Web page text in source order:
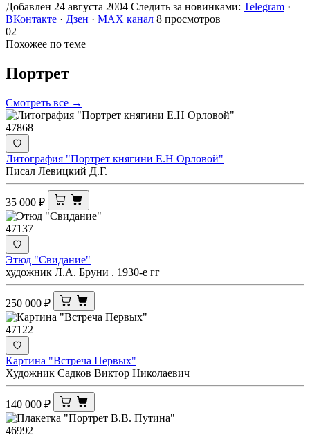
Добавлен 24 августа 2004 Следить за новинками: Telegram ·
ВКонтакте · Дзен · MAX канал 8 просмотров
02
Похожее по теме
Портрет
Смотреть все →
47868
Литография "Портрет княгини Е.Н Орловой"
Писал Левицкий Д.Г.
35 000 ₽
47137
Этюд "Свидание"
художник Л.А. Бруни . 1930-е гг
250 000 ₽
47122
Картина "Встреча Первых"
Художник Садков Виктор Николаевич
140 000 ₽
46992